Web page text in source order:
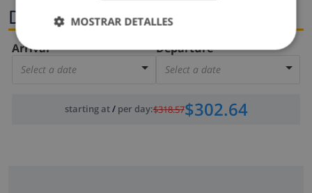
Dates
Arrival
Select a date
Departure
Select a date
starting at/ per day:$318.57$302.64
MOSTRAR DETALLES